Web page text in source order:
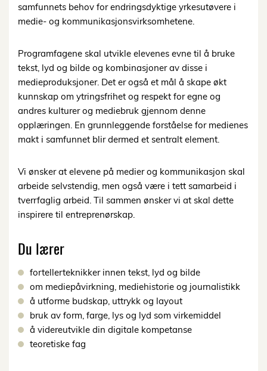
samfunnets behov for endringsdyktige yrkesutøvere i
medie- og kommunikasjonsvirksomhetene.
Programfagene skal utvikle elevenes evne til å bruke
tekst, lyd og bilde og kombinasjoner av disse i
medieproduksjoner. Det er også et mål å skape økt
kunnskap om ytringsfrihet og respekt for egne og
andres kulturer og mediebruk gjennom denne
opplæringen. En grunnleggende forståelse for medienes
makt i samfunnet blir dermed et sentralt element.
Vi ønsker at elevene på medier og kommunikasjon skal
arbeide selvstendig, men også være i tett samarbeid i
tverrfaglig arbeid. Til sammen ønsker vi at skal dette
inspirere til entreprenørskap.
Du lærer
fortellerteknikker innen tekst, lyd og bilde
om mediepåvirkning, mediehistorie og journalistikk
å utforme budskap, uttrykk og layout
bruk av form, farge, lys og lyd som virkemiddel
å videreutvikle din digitale kompetanse
teoretiske fag